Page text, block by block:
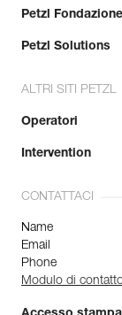
Petzl Fondazione
Petzl Solutions
ALTRI SITI PETZL
Operatori
Intervention
CONTATTACI
Name
Email
Phone
Modulo di